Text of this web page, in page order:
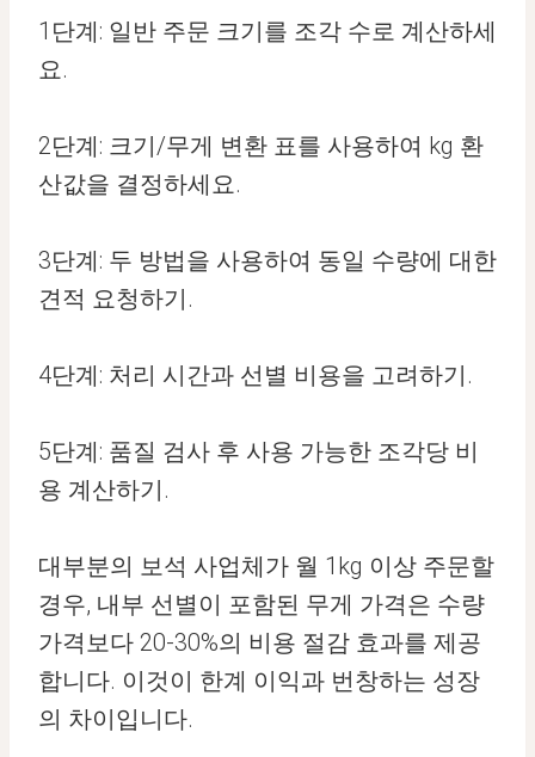
1단계: 일반 주문 크기를 조각 수로 계산하세
요.
2단계: 크기/무게 변환 표를 사용하여 kg 환
산값을 결정하세요.
3단계: 두 방법을 사용하여 동일 수량에 대한
견적 요청하기.
4단계: 처리 시간과 선별 비용을 고려하기.
5단계: 품질 검사 후 사용 가능한 조각당 비
용 계산하기.
대부분의 보석 사업체가 월 1kg 이상 주문할
경우, 내부 선별이 포함된 무게 가격은 수량
가격보다 20-30%의 비용 절감 효과를 제공
합니다. 이것이 한계 이익과 번창하는 성장
의 차이입니다.